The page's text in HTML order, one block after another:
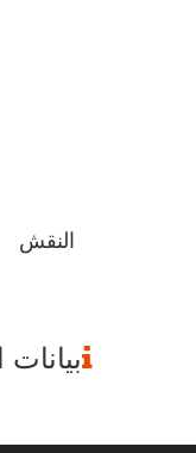
النقش